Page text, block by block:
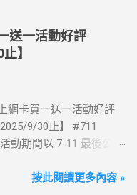
送一活動好評
】
網卡買一送一活動好評
9/30止】 #711
動期間以 7-11 最後公告
享買一送一優惠！ > 實
按此閱讀更多內容 »